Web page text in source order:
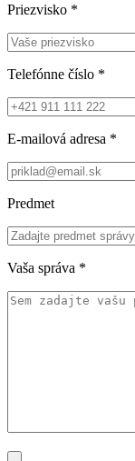
Priezvisko *
Telefónne číslo *
E-mailová adresa *
Predmet
Vaša správa *